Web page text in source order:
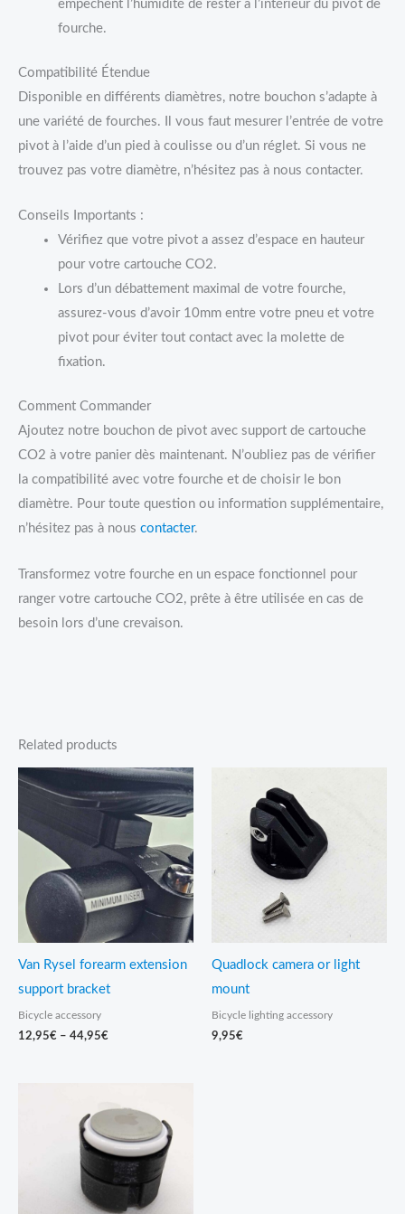
empêchent l’humidité de rester à l’intérieur du pivot de
fourche.
Compatibilité Étendue
Disponible en différents diamètres, notre bouchon s’adapte à
une variété de fourches. Il vous faut mesurer l’entrée de votre
pivot à l’aide d’un pied à coulisse ou d’un réglet. Si vous ne
trouvez pas votre diamètre, n’hésitez pas à nous contacter.
Conseils Importants :
Vérifiez que votre pivot a assez d’espace en hauteur
pour votre cartouche CO2.
Lors d’un débattement maximal de votre fourche,
assurez-vous d’avoir 10mm entre votre pneu et votre
pivot pour éviter tout contact avec la molette de
fixation.
Comment Commander
Ajoutez notre bouchon de pivot avec support de cartouche
CO2 à votre panier dès maintenant. N’oubliez pas de vérifier
la compatibilité avec votre fourche et de choisir le bon
diamètre. Pour toute question ou information supplémentaire,
n’hésitez pas à nous contacter.
Transformez votre fourche en un espace fonctionnel pour
ranger votre cartouche CO2, prête à être utilisée en cas de
besoin lors d’une crevaison.
Related products
Van Rysel forearm extension
support bracket
Bicycle accessory
12,95€ – 44,95€
Price
range:
12,95€
through
44,95€
Quadlock camera or light
mount
Bicycle lighting accessory
9,95€